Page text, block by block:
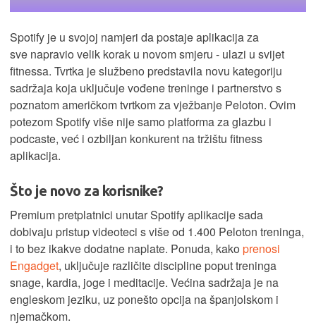
Spotify je u svojoj namjeri da postaje aplikacija za
sve napravio velik korak u novom smjeru - ulazi u svijet
fitnessa. Tvrtka je službeno predstavila novu kategoriju
sadržaja koja uključuje vođene treninge i partnerstvo s
poznatom američkom tvrtkom za vježbanje Peloton. Ovim
potezom Spotify više nije samo platforma za glazbu i
podcaste, već i ozbiljan konkurent na tržištu fitness
aplikacija.
Što je novo za korisnike?
Premium pretplatnici unutar Spotify aplikacije sada
dobivaju pristup videoteci s više od 1.400 Peloton treninga,
i to bez ikakve dodatne naplate. Ponuda, kako prenosi
Engadget, uključuje različite discipline poput treninga
snage, kardia, joge i meditacije. Većina sadržaja je na
engleskom jeziku, uz ponešto opcija na španjolskom i
njemačkom.